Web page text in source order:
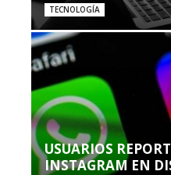
TECNOLOGÍA
USUARIOS
INSTAGRAM EN